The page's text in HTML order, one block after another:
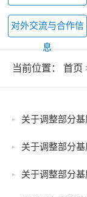
对外交流与合作信
息
当前位置： 首页
关于调整部分
关于调整部分
关于调整部分